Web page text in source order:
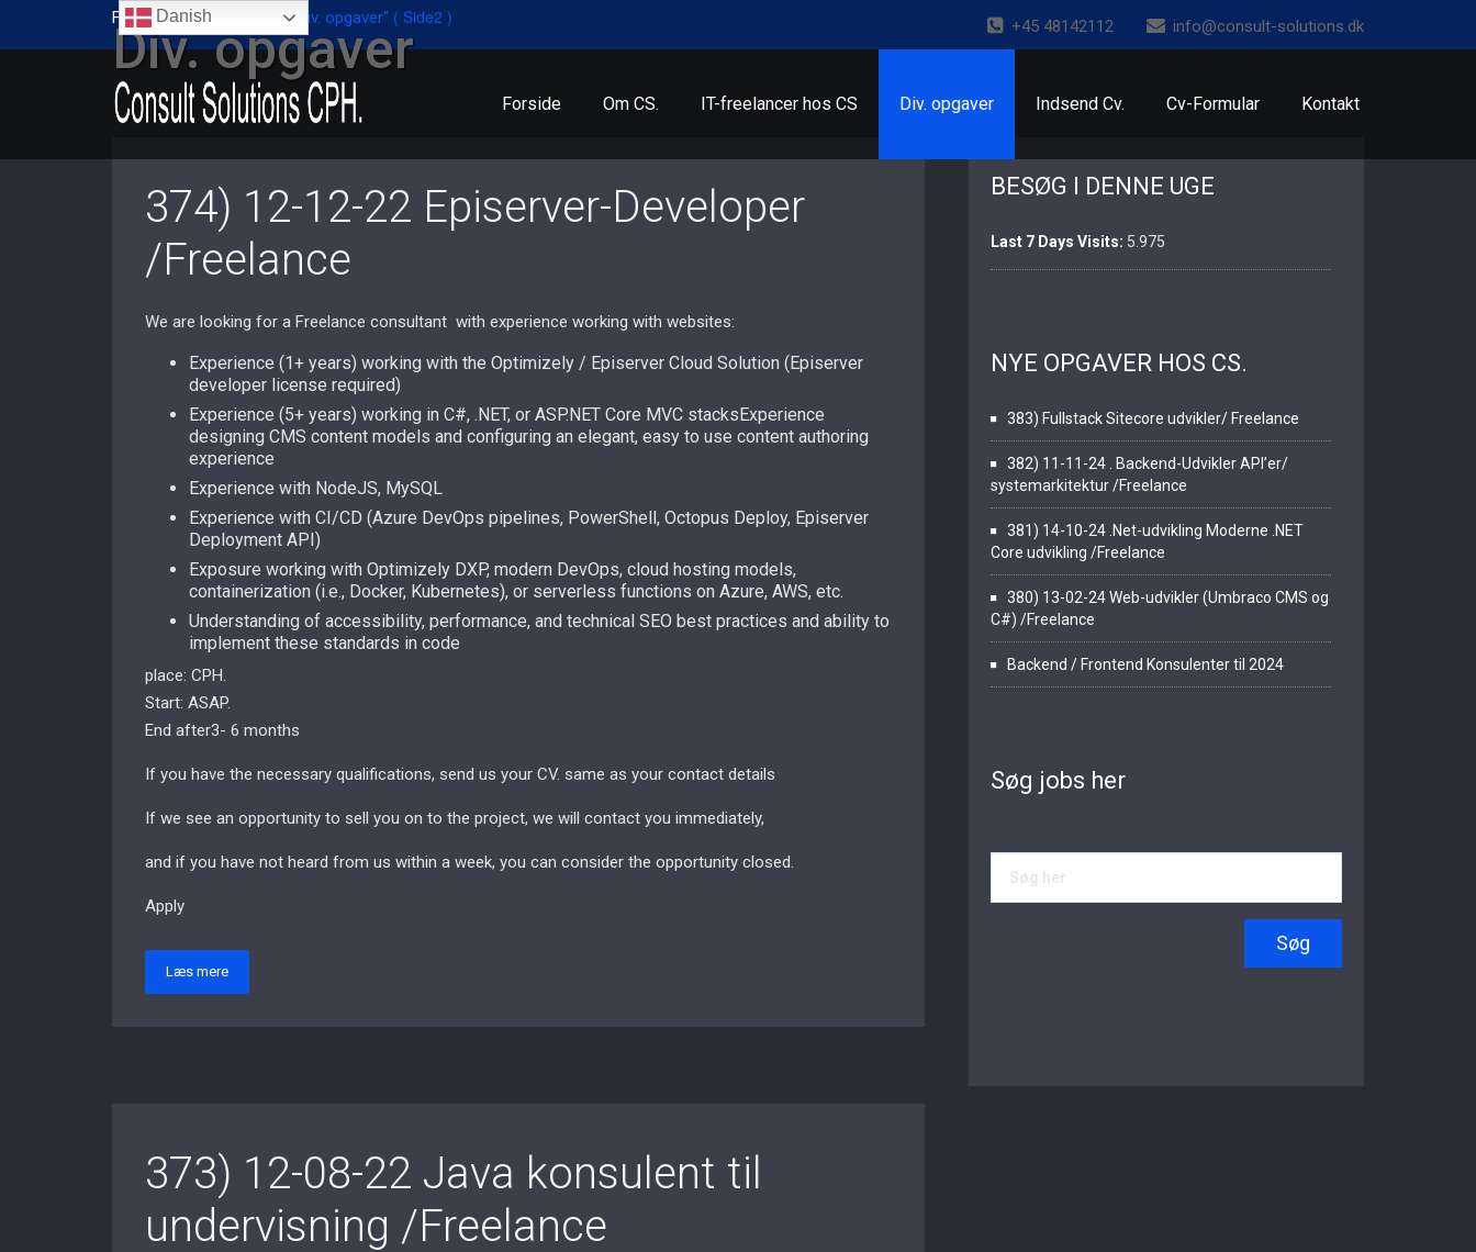
+45 48142112 info@consult-solutions.dk
Forside Om CS. IT-freelancer hos CS Div. opgaver Indsend Cv. Cv-Formular Kontakt
Div. opgaver
Forside/Kategoriarkiv "Div. opgaver" ( Side2 )
374) 12-12-22 Episerver-Developer
/Freelance
We are looking for a Freelance consultant with experience working with websites:
Experience (1+ years) working with the Optimizely / Episerver Cloud Solution (Episerver
developer license required)
Experience (5+ years) working in C#, .NET, or ASP.NET Core MVC stacksExperience
designing CMS content models and configuring an elegant, easy to use content authoring
experience
Experience with NodeJS, MySQL
Experience with CI/CD (Azure DevOps pipelines, PowerShell, Octopus Deploy, Episerver
Deployment API)
Exposure working with Optimizely DXP, modern DevOps, cloud hosting models,
containerization (i.e., Docker, Kubernetes), or serverless functions on Azure, AWS, etc.
Understanding of accessibility, performance, and technical SEO best practices and ability to
implement these standards in code
place: CPH.
Start: ASAP.
End after3- 6 months
If you have the necessary qualifications, send us your CV. same as your contact details
If we see an opportunity to sell you on to the project, we will contact you immediately,
and if you have not heard from us within a week, you can consider the opportunity closed.
Apply
Læs mere
373) 12-08-22 Java konsulent til
undervisning /Freelance
BESØG I DENNE UGE
Last 7 Days Visits: 5.975
NYE OPGAVER HOS CS.
383) Fullstack Sitecore udvikler/ Freelance
382) 11-11-24 . Backend-Udvikler API’er/
systemarkitektur /Freelance
381) 14-10-24 .Net-udvikling Moderne .NET
Core udvikling /Freelance
380) 13-02-24 Web-udvikler (Umbraco CMS og
C#) /Freelance
Backend / Frontend Konsulenter til 2024
Søg jobs her
Danish